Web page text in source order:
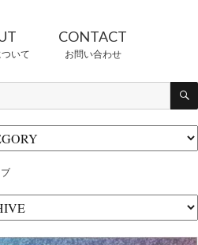
いて
情報提供者
CONTACT
お問い合わせ